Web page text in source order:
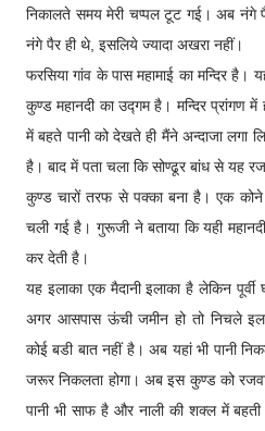
निकालते समय मेरी चप्पल टूट गई। अब नंगे
नंगे पैर ही थे, इसलिये ज्यादा अखरा नहीं।
फरसिया गांव के पास महामाई का मन्दिर
कुण्ड महानदी का उद्गम है। मन्दिर प्रांगण में
में बहते पानी को देखते ही मैंने अन्दाजा लगा
है। बाद में पता चला कि सोण्ढूर बांध से यह
कुण्ड चारों तरफ से पक्का बना है। एक
चली गई है। गुरूजी ने बताया कि यही
कर देती है।
यह इलाका एक मैदानी इलाका है लेकिन
अगर आसपास ऊंची जमीन हो तो निचले
कोई बडी बात नहीं है। अब यहां भी पानी
जरूर निकलता होगा। अब इस कुण्ड को
पानी भी साफ है और नाली की शक्ल में